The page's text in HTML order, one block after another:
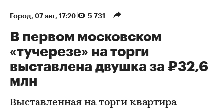
Город 07 авг, 17:20 5 731
В первом московском
«тучерезе» на торги
выставлена двушка за ₽32,6
млн
Выставленная на торги квартира